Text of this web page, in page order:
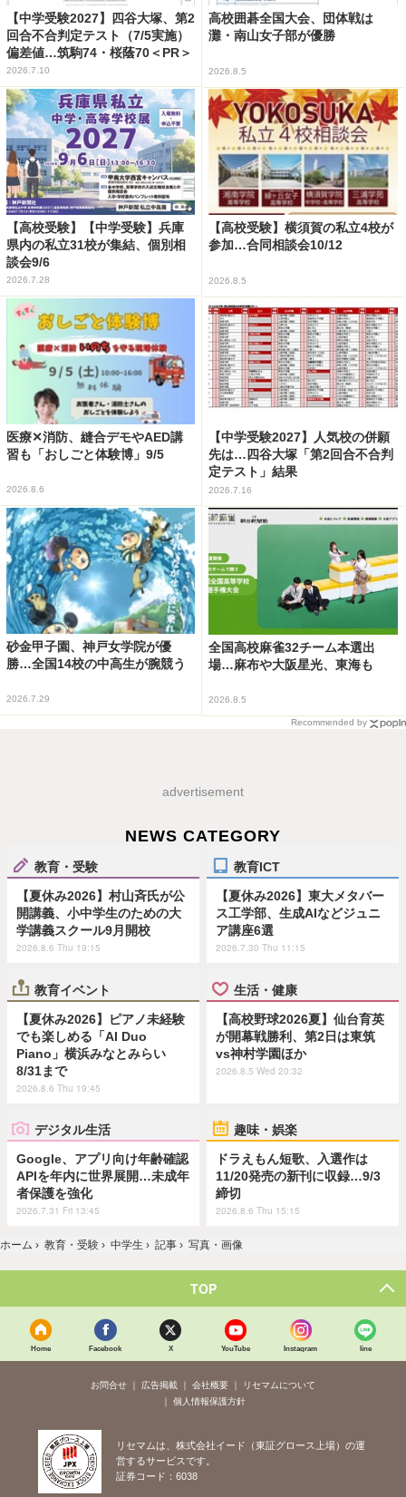
【中学受験2027】四谷大塚、第2
回合不合判定テスト（7/5実施）
偏差値…筑駒74・桜蔭70＜PR＞
2026.7.10
高校囲碁全国大会、団体戦は
灘・南山女子部が優勝
2026.8.5
【高校受験】【中学受験】兵庫
県内の私立31校が集結、個別相
談会9/6
2026.7.28
【高校受験】横須賀の私立4校が
参加…合同相談会10/12
2026.8.5
医療✕消防、縫合デモやAED講
習も「おしごと体験博」9/5
2026.8.6
【中学受験2027】人気校の併願
先は…四谷大塚「第2回合不合判
定テスト」結果
2026.7.16
砂金甲子園、神戸女学院が優
勝…全国14校の中高生が腕競う
2026.7.29
全国高校麻雀32チーム本選出
場…麻布や大阪星光、東海も
2026.8.5
Recommended by
advertisement
NEWS CATEGORY
教育・受験
【夏休み2026】村山斉氏が公
開講義、小中学生のための大
学講義スクール9月開校
2026.8.6 Thu 19:15
教育ICT
【夏休み2026】東大メタバー
ス工学部、生成AIなどジュニ
ア講座6選
2026.7.30 Thu 11:15
教育イベント
【夏休み2026】ピアノ未経験
でも楽しめる「AI Duo
Piano」横浜みなとみらい
8/31まで
2026.8.6 Thu 19:45
生活・健康
【高校野球2026夏】仙台育英
が開幕戦勝利、第2日は東筑
vs神村学園ほか
2026.8.5 Wed 20:32
デジタル生活
Google、アプリ向け年齢確認
APIを年内に世界展開…未成年
者保護を強化
2026.7.31 Fri 13:45
趣味・娯楽
ドラえもん短歌、入選作は
11/20発売の新刊に収録…9/3
締切
2026.8.6 Thu 15:15
ホーム › 教育・受験 › 中学生 › 記事 › 写真・画像
TOP
Home Facebook X YouTube Instagram line
お問合せ 広告掲載 会社概要
リセマムについて
個人情報保護方針
リセマムは、株式会社イード（東証グロース上場）の運
営するサービスです。
証券コード：6038